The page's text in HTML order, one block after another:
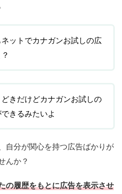
ットでカナガンお試しの広
どきだけどカナガンお試しの
きるみたいよ
自分が関心を持つ広告ばかりが
んか？
の履歴をもとに広告を表示させ